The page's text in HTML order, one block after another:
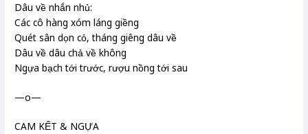
Dâu về nhắn nhủ:
Các cô hàng xóm láng giềng
Quét sân dọn cỏ, tháng giêng dâu về
Dâu về dâu chả về không
Ngựa bạch tới trước, rượu nồng tới sau
—o—
CAM KẾT & NGỰA